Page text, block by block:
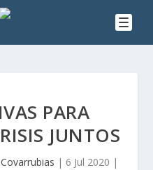
PARA
JUNTOS
| 6 Jul 2020 |